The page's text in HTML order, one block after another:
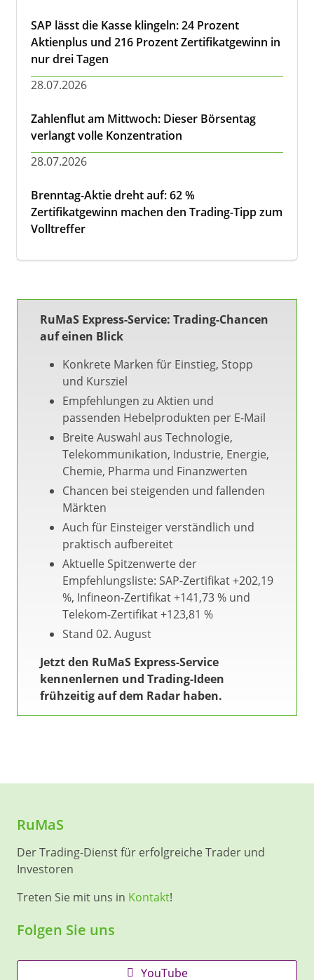
SAP lässt die Kasse klingeln: 24 Prozent
Aktienplus und 216 Prozent Zertifikatgewinn in
nur drei Tagen
28.07.2026
Zahlenflut am Mittwoch: Dieser Börsentag
verlangt volle Konzentration
28.07.2026
Brenntag-Aktie dreht auf: 62 %
Zertifikatgewinn machen den Trading-Tipp zum
Volltreffer
RuMaS Express-Service: Trading-Chancen
auf einen Blick
Konkrete Marken für Einstieg, Stopp
und Kursziel
Empfehlungen zu Aktien und
passenden Hebelprodukten per E-Mail
Breite Auswahl aus Technologie,
Telekommunikation, Industrie, Energie,
Chemie, Pharma und Finanzwerten
Chancen bei steigenden und fallenden
Märkten
Auch für Einsteiger verständlich und
praktisch aufbereitet
Aktuelle Spitzenwerte der
Empfehlungsliste: SAP-Zertifikat +202,19
%, Infineon-Zertifikat +141,73 % und
Telekom-Zertifikat +123,81 %
Stand 02. August
Jetzt den RuMaS Express-Service
kennenlernen und Trading-Ideen
frühzeitig auf dem Radar haben.
RuMaS
Der Trading-Dienst für erfolgreiche Trader und
Investoren
Treten Sie mit uns in Kontakt!
Folgen Sie uns
YouTube